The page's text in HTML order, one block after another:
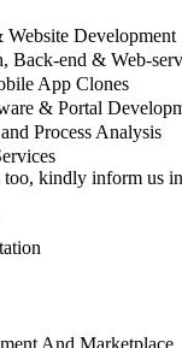
Development
Back-end & Web-
App Clones
& Portal
Process Analysis
too, kindly inform us